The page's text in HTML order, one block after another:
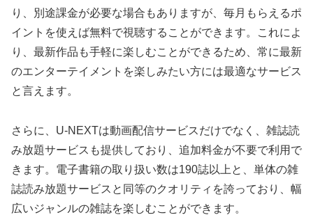
り、別途課金が必要な場合もありますが、毎月もらえるポ
イントを使えば無料で視聴することができます。これによ
り、最新作品も手軽に楽しむことができるため、常に最新
のエンターテイメントを楽しみたい方には最適なサービス
と言えます。
さらに、U-NEXTは動画配信サービスだけでなく、雑誌読
み放題サービスも提供しており、追加料金が不要で利用で
きます。電子書籍の取り扱い数は190誌以上と、単体の雑
誌読み放題サービスと同等のクオリティを誇っており、幅
広いジャンルの雑誌を楽しむことができます。